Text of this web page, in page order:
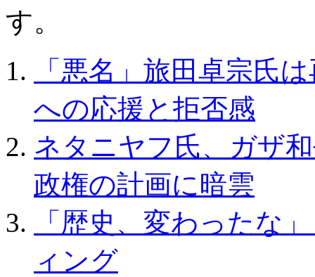
す。
「悪名」旅田卓宗氏
への応援と拒否感
ネタニヤフ氏、ガザ
政権の計画に暗雲
「歴史、変わったな
ィング